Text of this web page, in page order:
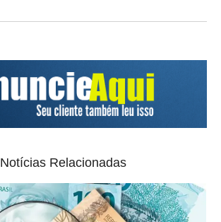
Notícias Relacionadas